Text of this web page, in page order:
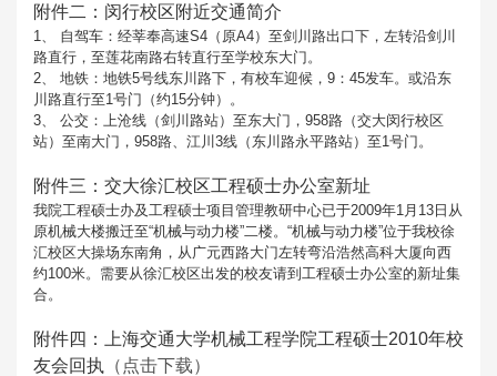
附件二：闵行校区附近交通简介
1、 自驾车：经莘奉高速S4（原A4）至剑川路出口下，左转沿剑川
路直行，至莲花南路右转直行至学校东大门。
2、 地铁：地铁5号线东川路下，有校车迎候，9：45发车。或沿东
川路直行至1号门（约15分钟）。
3、 公交：上沧线（剑川路站）至东大门，958路（交大闵行校区
站）至南大门，958路、江川3线（东川路永平路站）至1号门。
附件三：交大徐汇校区工程硕士办公室新址
我院工程硕士办及工程硕士项目管理教研中心已于2009年1月13日从
原机械大楼搬迁至“机械与动力楼”二楼。“机械与动力楼”位于我校徐
汇校区大操场东南角，从广元西路大门左转弯沿浩然高科大厦向西
约100米。需要从徐汇校区出发的校友请到工程硕士办公室的新址集
合。
附件四：上海交通大学机械工程学院工程硕士2010年校
友会回执
（点击下载）